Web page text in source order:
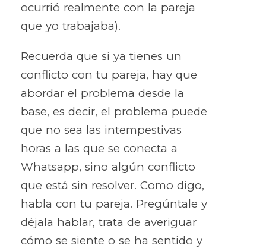
ocurrió realmente con la pareja
que yo trabajaba).
Recuerda que si ya tienes un
conflicto con tu pareja, hay que
abordar el problema desde la
base, es decir, el problema puede
que no sea las intempestivas
horas a las que se conecta a
Whatsapp, sino algún conflicto
que está sin resolver. Como digo,
habla con tu pareja. Pregúntale y
déjala hablar, trata de averiguar
cómo se siente o se ha sentido y